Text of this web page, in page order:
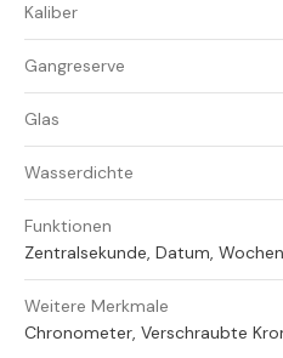
Kaliber
Gangreserve
Glas
Wasserdichte
Funktionen
Zentralsekunde, Datum,
Weitere Merkmale
Chronometer, Verschraubte